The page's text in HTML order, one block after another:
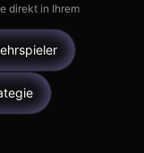
direkt in Ihrem